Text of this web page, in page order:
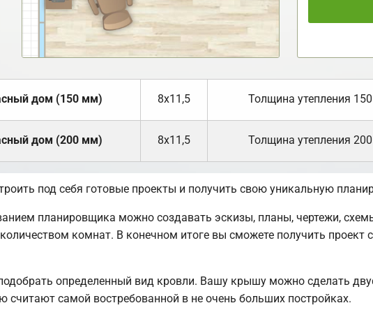
дом (150 мм) 8х11,5 Толщина утепления
дом (200 мм) 8х11,5 Толщина утепления
под себя готовые проекты и получить свою уникальную
планировщика можно создавать эскизы, планы, чертежи,
комнат. В конечном итоге вы сможете получить проект
определенный вид кровли. Вашу крышу можно сделать
считают самой востребованной в не очень больших постройках.